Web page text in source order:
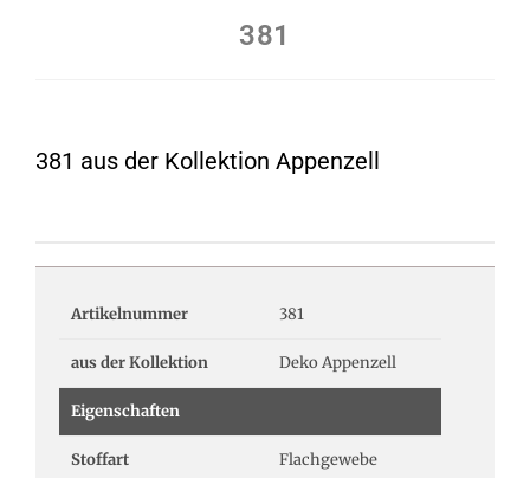
381
381 aus der Kollektion Appenzell
Artikelnummer 381
aus der Kollektion Deko Appenzell
Eigenschaften
Stoffart Flachgewebe